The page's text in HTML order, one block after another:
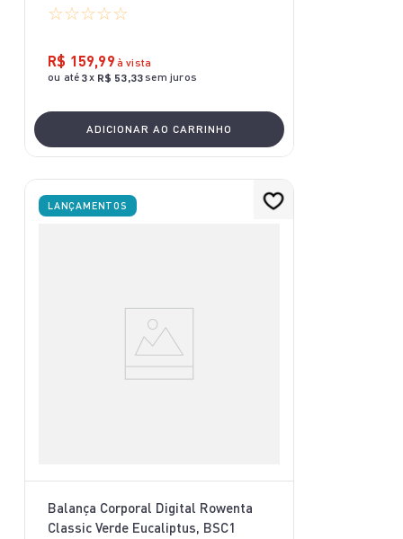
☆☆☆☆☆
R$ 159,99 à vista
ou até 3x R$ 53,33sem juros
ADICIONAR AO CARRINHO
LANÇAMENTOS
Balança Corporal Digital Rowenta
Classic Verde Eucaliptus, BSC1